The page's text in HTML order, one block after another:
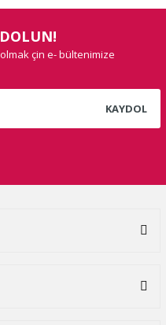
çin e- bültenimize
KAYDOL